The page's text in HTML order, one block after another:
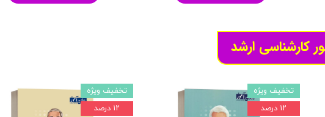
تخفیف ویژه
۱۲ درصد
تخفیف ویژه
۱۲ درصد
کارشناسی ارشد